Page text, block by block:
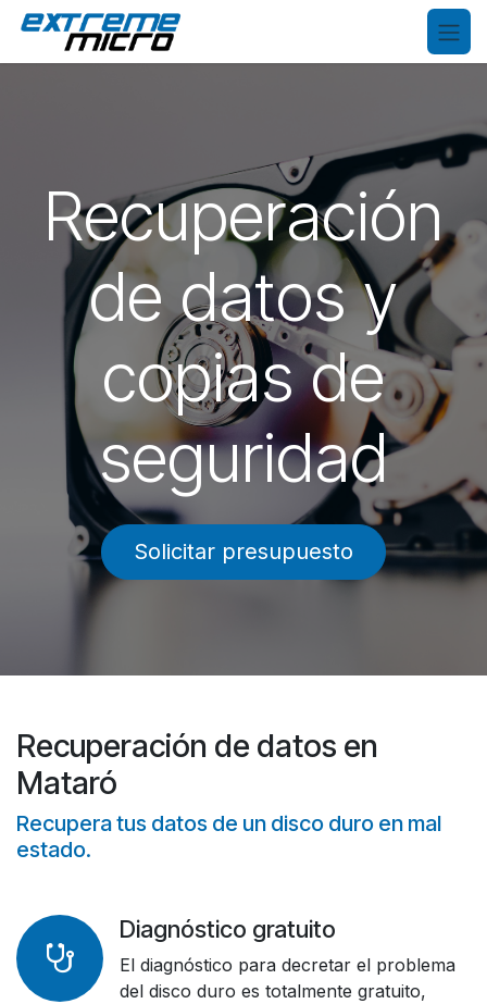
Ir al contenido
Recuperación
de datos y
copias de
seguridad
Solicitar presupuesto
Recuperación de datos en
Mataró
Recupera tus datos de un disco duro en mal
estado.
Diagnóstico gratuito
El diagnóstico para decretar el problema
del disco duro es totalmente gratuito,